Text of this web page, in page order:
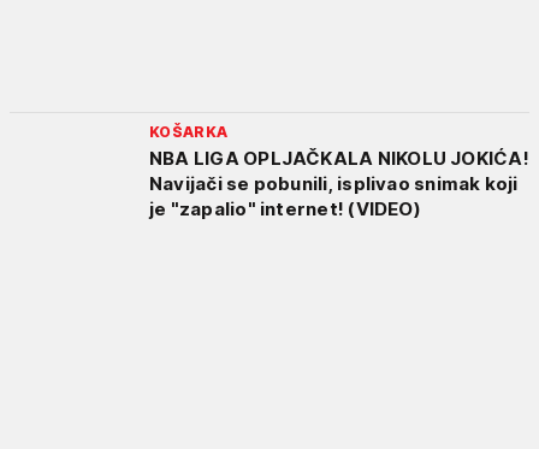
KOŠARKA
NBA LIGA OPLJAČKALA NIKOLU JOKIĆA!
Navijači se pobunili, isplivao snimak koji
je "zapalio" internet! (VIDEO)